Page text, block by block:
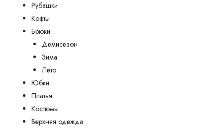
Рубашки
Кофты
Брюки
Демисезон
Зима
Лето
Юбки
Платья
Костюмы
Верхняя одежда